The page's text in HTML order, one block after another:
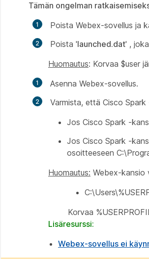
Tämän ongelman
Poista Webex-sovellus ja
Poista 'launched.dat' ,
Huomautus: Korvaa $user
Asenna Webex-sovellus.
Varmista, että Cisco
Jos Cisco Spark -
Jos Cisco Spark -
osoitteeseen
Huomautus: Webex-kansio
Korvaa
Lisäresurssi:
Webex-sovellus ei